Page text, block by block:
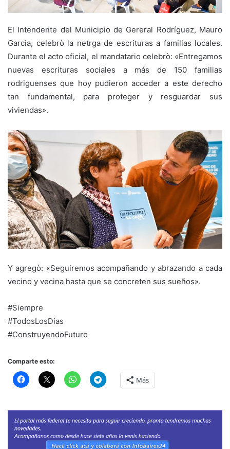
El Intendente del Municipio de Gereral Rodríguez, Mauro
Garcìa, celebrò la netrga de escrituras a familias locales.
Durante el acto oficial, el mandatario celebrò: «Entregamos
nuevas escrituras sociales a más de 150 familias
rodriguenses que hoy pudieron acceder a este derecho
tan fundamental, para proteger y resguardar sus
viviendas».
Y agregò: «Seguiremos acompañando y abrazando a cada
vecino y vecina hasta que se concreten sus sueños».
#Siempre
#TodosLosDías
#ConstruyendoFuturo
Comparte esto:
Más